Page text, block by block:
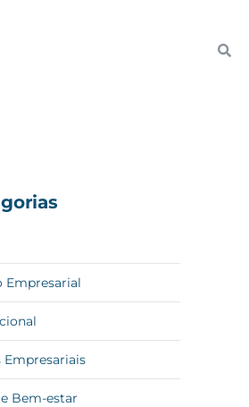
Empresarial
Empresariais
Bem-estar